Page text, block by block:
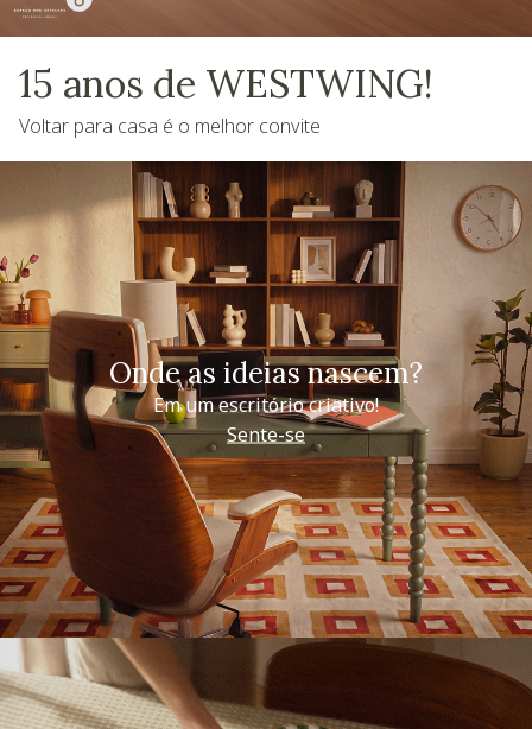
15 anos de WESTWING!
Voltar para casa é o melhor convite
Onde as ideias nascem?
Em um escritório criativo!
Sente-se